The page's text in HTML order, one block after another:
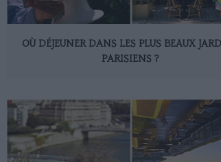
OÙ DÉJEUNER DANS LES PLUS BEAUX
PARISIENS ?